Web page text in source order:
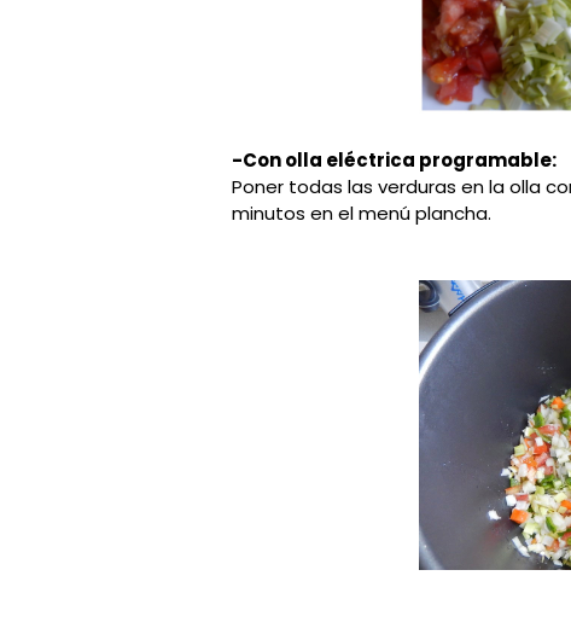
-Con olla eléctrica programable:
Poner todas las verduras en la olla
minutos en el menú plancha.